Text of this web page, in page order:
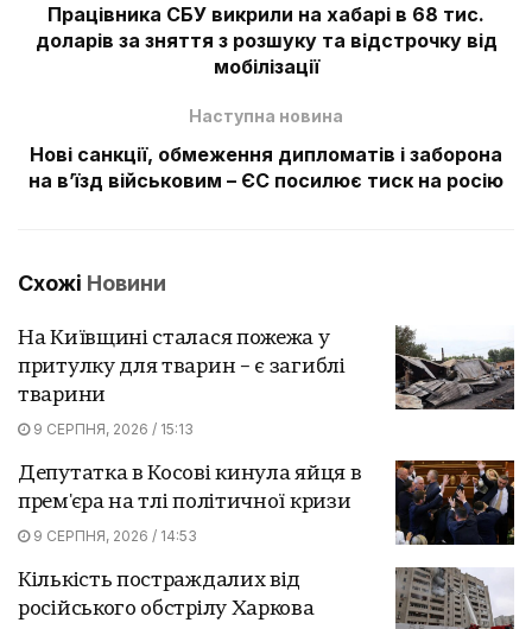
Працівника СБУ викрили на хабарі в 68 тис.
доларів за зняття з розшуку та відстрочку від
мобілізації
Наступна новина
Нові санкції, обмеження дипломатів і заборона
на в’їзд військовим – ЄС посилює тиск на росію
Схожі Новини
На Київщині сталася пожежа у
притулку для тварин – є загиблі
тварини
9 СЕРПНЯ, 2026 / 15:13
Депутатка в Косові кинула яйця в
прем'єра на тлі політичної кризи
9 СЕРПНЯ, 2026 / 14:53
Кількість постраждалих від
російського обстрілу Харкова